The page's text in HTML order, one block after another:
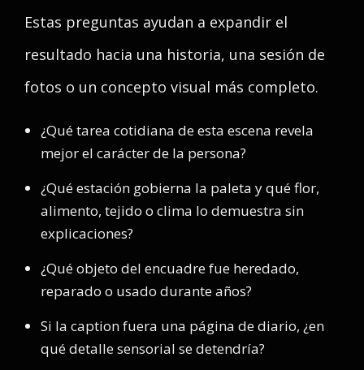
Estas preguntas ayudan a expandir el
resultado hacia una historia, una sesión de
fotos o un concepto visual más completo.
¿Qué tarea cotidiana de esta escena revela
mejor el carácter de la persona?
¿Qué estación gobierna la paleta y qué flor,
alimento, tejido o clima lo demuestra sin
explicaciones?
¿Qué objeto del encuadre fue heredado,
reparado o usado durante años?
Si la caption fuera una página de diario, ¿en
qué detalle sensorial se detendría?